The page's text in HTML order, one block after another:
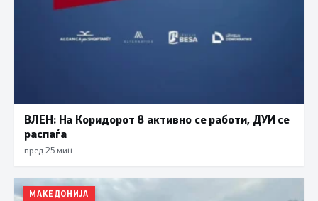
ВЛЕН: На Коридорот 8 активно се работи, ДУИ се
распаѓа
пред 25 мин.
МАКЕДОНИЈА